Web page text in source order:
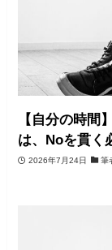
【自分の時間
は、Noを貫く
2026年7月24日 筆